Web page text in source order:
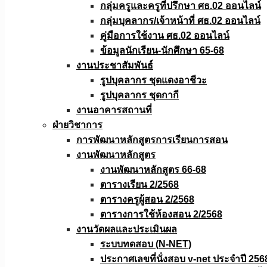
กลุ่มครูและครูที่ปรึกษา ศธ.02 ออนไลน์
กลุ่มบุคลากร/เจ้าหน้าที่ ศธ.02 ออนไลน์
คู่มือการใช้งาน ศธ.02 ออนไลน์
ข้อมูลนักเรียน-นักศึกษา 65-68
งานประชาสัมพันธ์
รูปบุคลากร ชุดแดงอาชีวะ
รูปบุคลากร ชุดกากี
งานอาคารสถานที่
ฝ่ายวิชาการ
การพัฒนาหลักสูตรการเรียนการสอน
งานพัฒนาหลักสูตร
งานพัฒนาหลักสูตร 66-68
ตารางเรียน 2/2568
ตารางครูผู้สอน 2/2568
ตารางการใช้ห้องสอน 2/2568
งานวัดผลเเละประเมินผล
ระบบทดสอบ (N-NET)
ประกาศเลขที่นั่งสอบ v-net ประจำปี